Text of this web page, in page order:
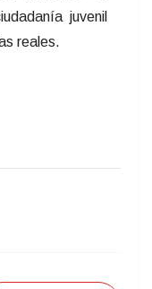
juvenil
reales.